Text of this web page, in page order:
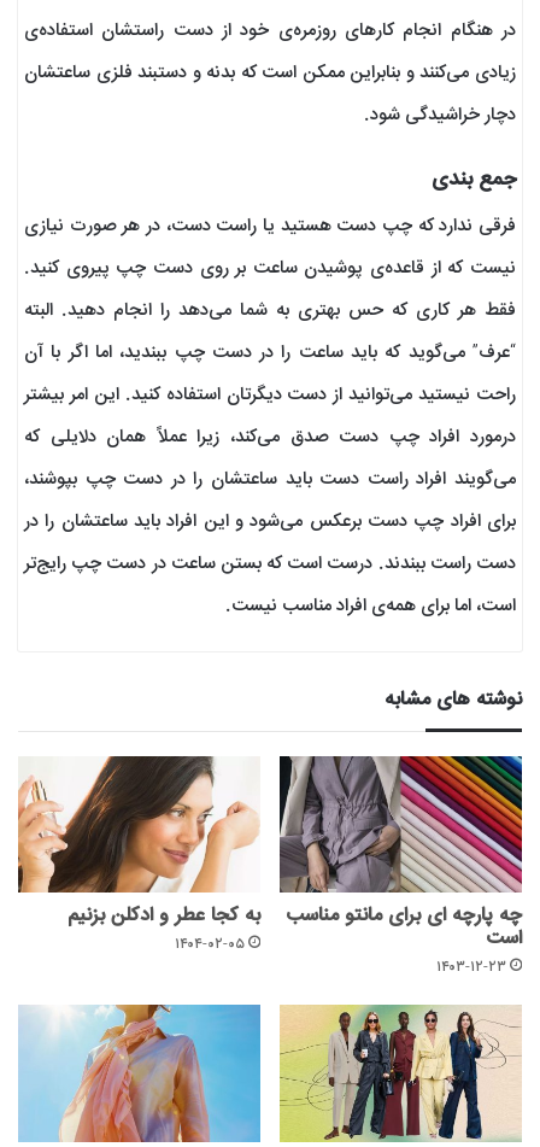
در هنگام انجام کارهای روزمره‌ی خود از دست راستشان استفاده‌ی
زیادی می‌کنند و بنابراین ممکن است که بدنه و دستبند فلزی ساعتشان
دچار خراشیدگی شود.
جمع بندی
فرقی ندارد که چپ دست هستید یا راست دست، در هر صورت نیازی
نیست که از قاعده‌ی پوشیدن ساعت بر روی دست چپ پیروی کنید.
فقط هر کاری که حس بهتری به شما می‌دهد را انجام دهید. البته
“عرف” می‌گوید که باید ساعت را در دست چپ ببندید، اما اگر با آن
راحت نیستید می‌توانید از دست دیگرتان استفاده کنید. این امر بیشتر
درمورد افراد چپ دست صدق می‌کند، زیرا عملاً همان دلایلی که
می‌گویند افراد راست دست باید ساعتشان را در دست چپ بپوشند،
برای افراد چپ دست برعکس می‌شود و این افراد باید ساعتشان را در
دست راست ببندند. درست است که بستن ساعت در دست چپ رایج‌تر
است، اما برای همه‌ی افراد مناسب نیست.
نوشته های مشابه
چه پارچه ای برای مانتو مناسب
است
۱۴۰۳-۱۲-۲۳
به کجا عطر و ادکلن بزنیم
۱۴۰۴-۰۲-۰۵